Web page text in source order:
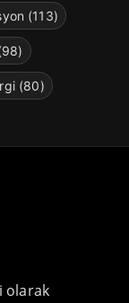
(113)
(80)
olarak